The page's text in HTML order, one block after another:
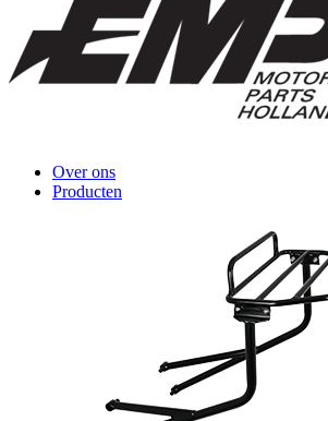
Over ons
Producten